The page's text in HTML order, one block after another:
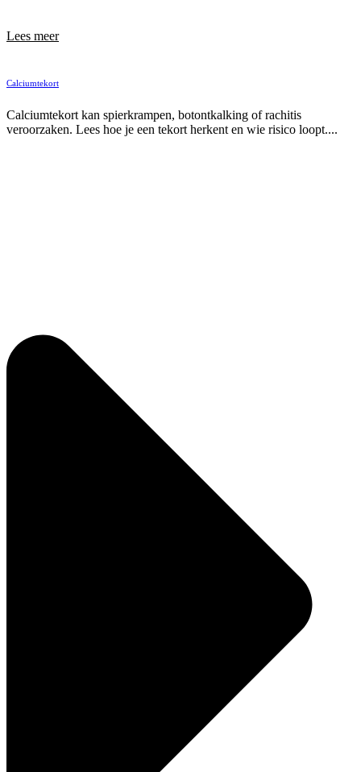
Lees meer
Calciumtekort
Calciumtekort kan spierkrampen, botontkalking of rachitis
veroorzaken. Lees hoe je een tekort herkent en wie risico loopt....